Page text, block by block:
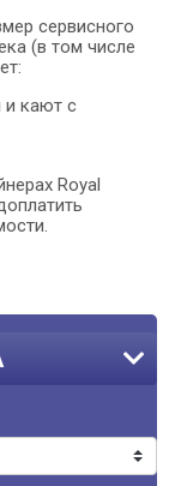
сервисного
(в том числе
и кают с
Royal